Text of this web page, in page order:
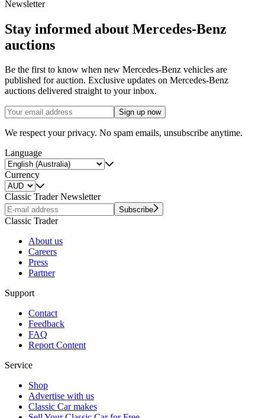
Newsletter
Stay informed about Mercedes-Benz
auctions
Be the first to know when new Mercedes-Benz vehicles are
published for auction. Exclusive updates on Mercedes-Benz
auctions delivered straight to your inbox.
Sign up now
We respect your privacy. No spam emails, unsubscribe anytime.
Language
Currency
Classic Trader Newsletter
Subscribe
Classic Trader
About us
Careers
Press
Partner
Support
Contact
Feedback
FAQ
Report Content
Service
Shop
Advertise with us
Classic Car makes